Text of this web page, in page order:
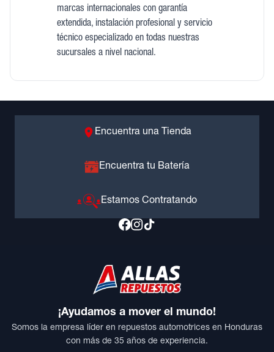
marcas internacionales con garantía
extendida, instalación profesional y servicio
técnico especializado en todas nuestras
sucursales a nivel nacional.
Encuentra una Tienda
Encuentra tu Batería
Estamos Contratando
¡Ayudamos a mover el mundo!
Somos la empresa líder en repuestos automotrices en Honduras
con más de 35 años de experiencia.